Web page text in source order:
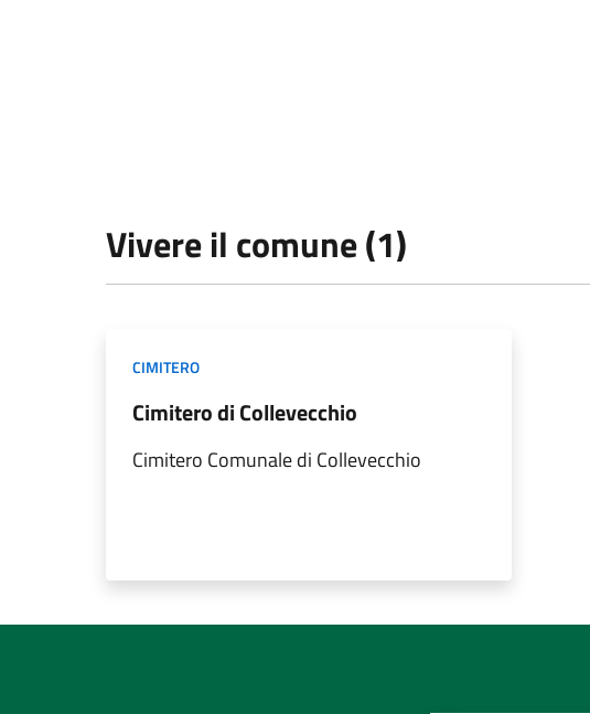
Vivere il comune (1)
CIMITERO
Cimitero di Collevecchio
Cimitero Comunale di Collevecchio